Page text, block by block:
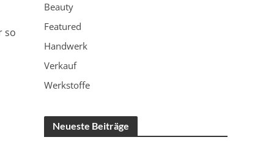
so
Beauty
Featured
Handwerk
Verkauf
Werkstoffe
Neueste Beiträge